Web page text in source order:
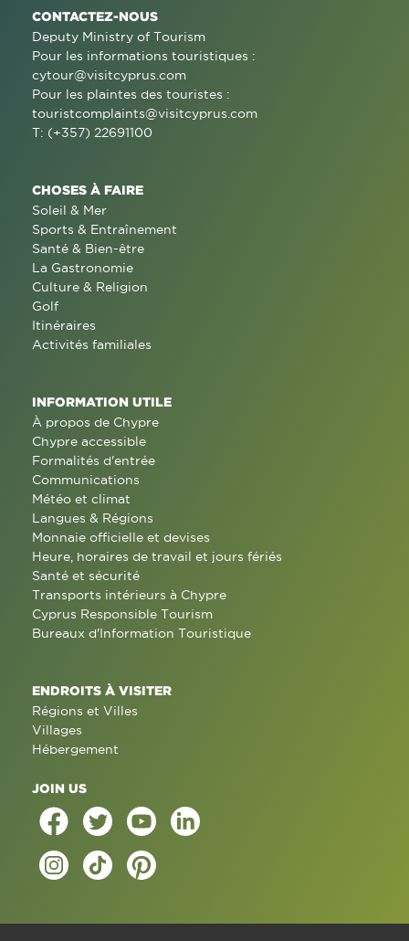
CONTACTEZ-NOUS
Deputy Ministry of Tourism
Pour les informations touristiques :
cytour@visitcyprus.com
Pour les plaintes des touristes :
touristcomplaints@visitcyprus.com
T: (+357) 22691100
CHOSES À FAIRE
Soleil & Mer
Sports & Entraînement
Santé & Bien-être
La Gastronomie
Culture & Religion
Golf
Itinéraires
Activités familiales
INFORMATION UTILE
À propos de Chypre
Chypre accessible
Formalités d'entrée
Communications
Météo et climat
Langues & Régions
Monnaie officielle et devises
Heure, horaires de travail et jours fériés
Santé et sécurité
Transports intérieurs à Chypre
Cyprus Responsible Tourism
Bureaux d'Information Touristique
ENDROITS À VISITER
Régions et Villes
Villages
Hébergement
JOIN US